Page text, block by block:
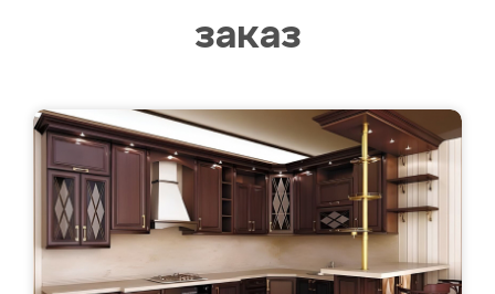
заказ